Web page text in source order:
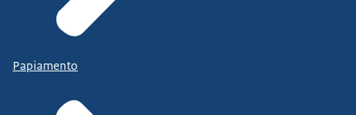
Papiamento